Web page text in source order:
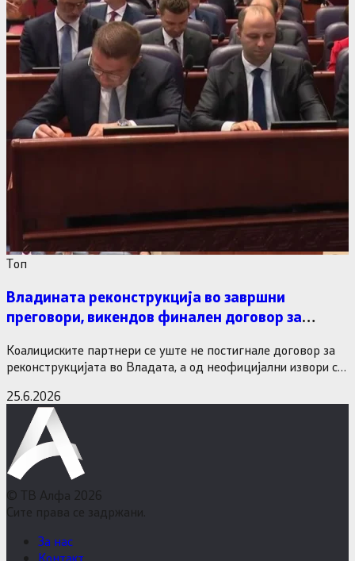
Tоп
Владината реконструкција во завршни
преговори, викендов финален договор за
Коалициските партнери се уште не постигнале договор за
реконструкцијата во Владата, а од неофицијални извори се
25.6.2026
© ТВ Алфа 2026
Сите права се задржани.
За нас
Контакт